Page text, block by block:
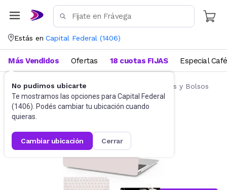
Estás en Capital Federal (1406)
No pudimos ubicarte
Te mostramos las opciones para Capital Federal
(1406). Podés cambiar tu ubicación cuando
quieras.
cambiar ubicación cerrar
Más Vendidos Ofertas 18 cuotas FIJAS Especial Café
Accesorios de Informática Fundas, Estuches y Bolsos